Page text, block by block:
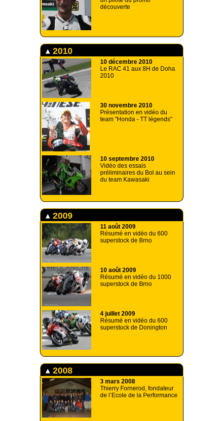
découverte
2010
10 décembre 2010
Le RAC 41 aux 8H de Doha
2010
30 novembre 2010
Présentation en vidéo du
team "Honda - TT légends"
10 septembre 2010
Vidéo des essais
préliminaires du Bol au sein
du team Kawasaki
2009
11 août 2009
Résumé en vidéo du 600
superstock de Brno
10 août 2009
Résumé en vidéo du 1000
superstock de Brno
4 juillet 2009
Résumé en vidéo du 600
superstock de Donington
2008
3 mars 2008
Thierry Fornerod, fondateur
de l’Ecole de la Performance